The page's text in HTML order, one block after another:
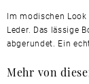
Im modischen
Leder. Das lässige
abgerundet. Ein
Mehr von